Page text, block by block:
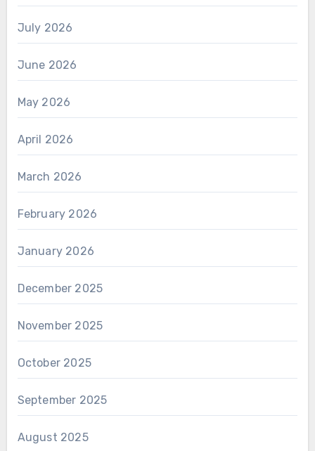
July 2026
June 2026
May 2026
April 2026
March 2026
February 2026
January 2026
December 2025
November 2025
October 2025
September 2025
August 2025